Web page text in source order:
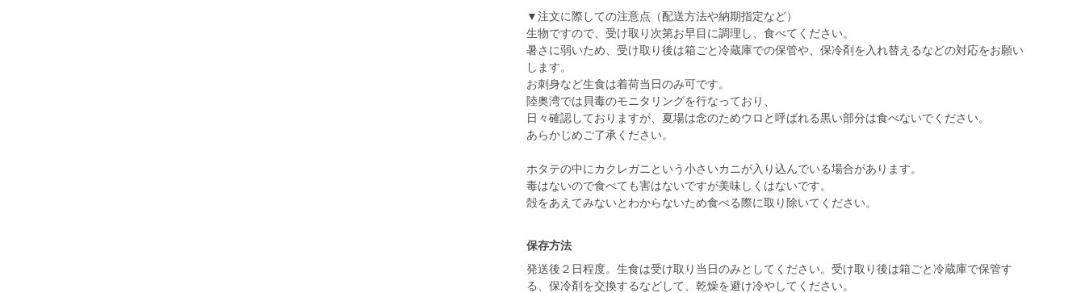
▼注文に際しての注意点（配送方法や納期指定など）
生物ですので、受け取り次第お早目に調理し、食べてください。
暑さに弱いため、受け取り後は箱ごと冷蔵庫での保管や、保冷剤を入れ替えるなどの対応をお願い
します。
お刺身など生食は着荷当日のみ可です。
陸奥湾では貝毒のモニタリングを行なっており、
日々確認しておりますが、夏場は念のためウロと呼ばれる黒い部分は食べないでください。
あらかじめご了承ください。
ホタテの中にカクレガニという小さいカニが入り込んでいる場合があります。
毒はないので食べても害はないですが美味しくはないです。
殻をあえてみないとわからないため食べる際に取り除いてください。
保存方法
発送後２日程度。生食は受け取り当日のみとしてください。受け取り後は箱ごと冷蔵庫で保管す
る、保冷剤を交換するなどして、乾燥を避け冷やしてください。